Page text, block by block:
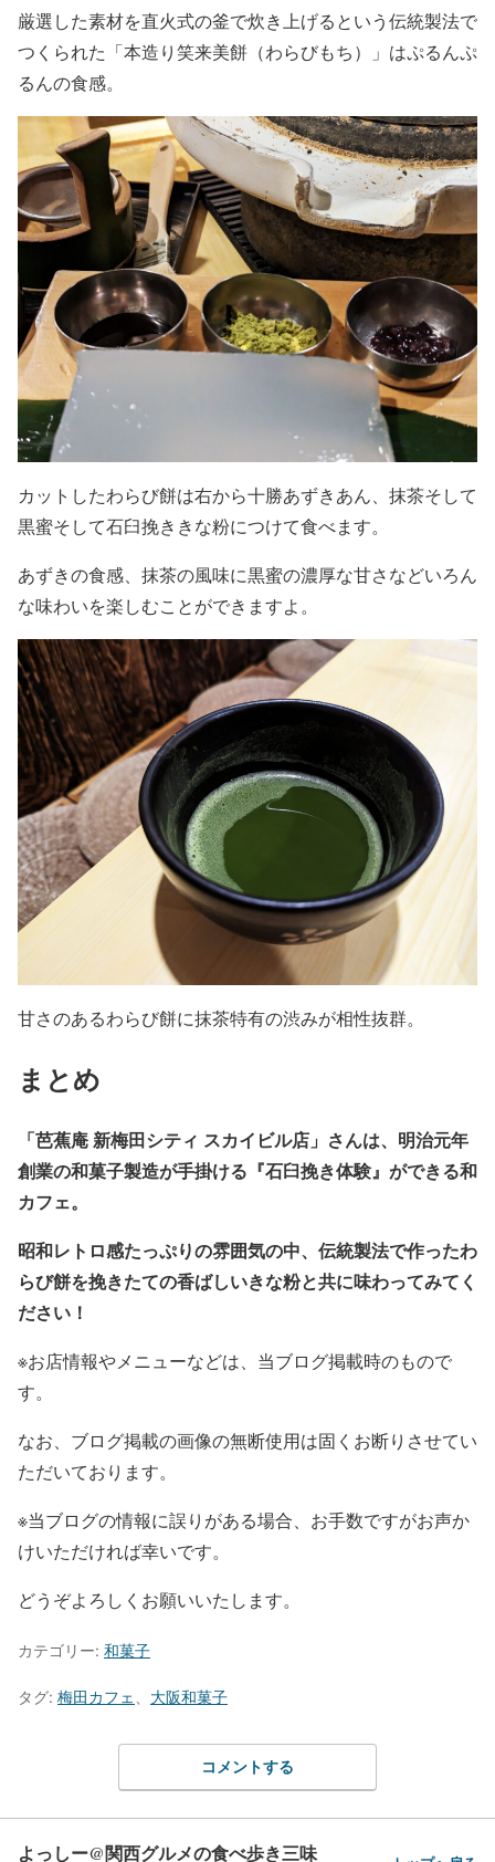
厳選した素材を直火式の釜で炊き上げるという伝統製法で
つくられた「本造り笑来美餅（わらびもち）」はぷるんぷ
るんの食感。
カットしたわらび餅は右から十勝あずきあん、抹茶そして
黒蜜そして石臼挽ききな粉につけて食べます。
あずきの食感、抹茶の風味に黒蜜の濃厚な甘さなどいろん
な味わいを楽しむことができますよ。
甘さのあるわらび餅に抹茶特有の渋みが相性抜群。
まとめ
「芭蕉庵 新梅田シティ スカイビル店」さんは、明治元年
創業の和菓子製造が手掛ける『石臼挽き体験』ができる和
カフェ。
昭和レトロ感たっぷりの雰囲気の中、伝統製法で作ったわ
らび餅を挽きたての香ばしいきな粉と共に味わってみてく
ださい！
※お店情報やメニューなどは、当ブログ掲載時のもので
す。
なお、ブログ掲載の画像の無断使用は固くお断りさせてい
ただいております。
※当ブログの情報に誤りがある場合、お手数ですがお声か
けいただければ幸いです。
どうぞよろしくお願いいたします。
カテゴリー: 和菓子
タグ: 梅田カフェ 大阪和菓子
コメントする
よっしー@関西グルメの食べ歩き三味